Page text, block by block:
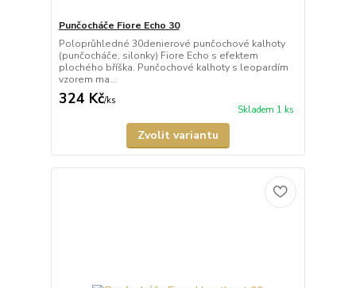
Punčocháče Fiore Echo 30
Poloprůhledné 30denierové punčochové kalhoty
(punčocháče, silonky) Fiore Echo s efektem
plochého bříška. Punčochové kalhoty s leopardím
vzorem ma...
324 Kč/ks
Skladem 1 ks
Zvolit variantu